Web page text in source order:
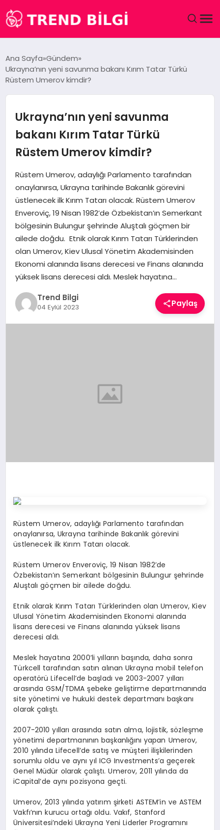
DÜNYA
EKONOMI
MAGAZIN
SAĞLIK
SPOR
TEKNOLOJI
YAŞAM
Ana Sayfa Gündem
Ukrayna’nın yeni savunma bakanı Kırım Tatar Türkü
Rüstem Umerov kimdir?
Ukrayna’nın yeni savunma
bakanı Kırım Tatar Türkü
Rüstem Umerov kimdir?
Rüstem Umerov, adaylığı Parlamento tarafından
onaylanırsa, Ukrayna tarihinde Bakanlık görevini
üstlenecek ilk Kırım Tatarı olacak. Rüstem Umerov
Enveroviç, 19 Nisan 1982’de Özbekistan’ın Semerkant
bölgesinin Bulungur şehrinde Aluştalı göçmen bir
ailede doğdu. Etnik olarak Kırım Tatarı Türklerinden
olan Umerov, Kiev Ulusal Yönetim Akademisinden
Ekonomi alanında lisans derecesi ve Finans alanında
yüksek lisans derecesi aldı. Meslek hayatına…
Trend Bilgi
04 Eylül 2023 Paylaş
Rüstem Umerov, adaylığı Parlamento tarafından
onaylanırsa, Ukrayna tarihinde Bakanlık görevini
üstlenecek ilk Kırım Tatarı olacak.
Rüstem Umerov Enveroviç, 19 Nisan 1982’de
Özbekistan’ın Semerkant bölgesinin Bulungur şehrinde
Aluştalı göçmen bir ailede doğdu.
Etnik olarak Kırım Tatarı Türklerinden olan Umerov, Kiev
Ulusal Yönetim Akademisinden Ekonomi alanında
lisans derecesi ve Finans alanında yüksek lisans
derecesi aldı.
Meslek hayatına 2000’li yılların başında, daha sonra
Türkcell tarafından satın alınan Ukrayna mobil telefon
operatörü Lifecell’de başladı ve 2003-2007 yılları
arasında GSM/TDMA şebeke geliştirme departmanında
site yönetimi ve hukuki destek departmanı başkanı
olarak çalıştı.
2007-2010 yılları arasında satın alma, lojistik, sözleşme
yönetimi departmanının başkanlığını yapan Umerov,
2010 yılında Lifecell’de satış ve müşteri ilişkilerinden
sorumlu oldu ve aynı yıl ICG Investments’a geçerek
Genel Müdür olarak çalıştı. Umerov, 2011 yılında da
iCapital’de aynı pozisyona geçti.
Umerov, 2013 yılında yatırım şirketi ASTEM’in ve ASTEM
Vakfı’nın kurucu ortağı oldu. Vakıf, Stanford
Üniversitesi’ndeki Ukrayna Yeni Liderler Programını